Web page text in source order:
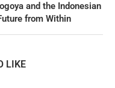
and the Indonesian
from Within
LIKE